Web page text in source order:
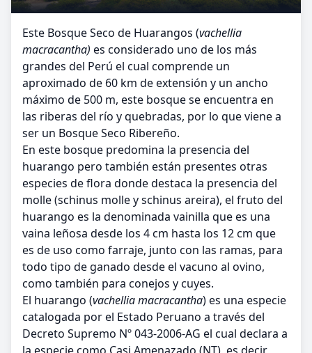
Este Bosque Seco de Huarangos (vachellia
macracantha) es considerado uno de los más
grandes del Perú el cual comprende un
aproximado de 60 km de extensión y un ancho
máximo de 500 m, este bosque se encuentra en
las riberas del río y quebradas, por lo que viene a
ser un Bosque Seco Ribereño.
En este bosque predomina la presencia del
huarango pero también están presentes otras
especies de flora donde destaca la presencia del
molle (schinus molle y schinus areira), el fruto del
huarango es la denominada vainilla que es una
vaina leñosa desde los 4 cm hasta los 12 cm que
es de uso como farraje, junto con las ramas, para
todo tipo de ganado desde el vacuno al ovino,
como también para conejos y cuyes.
El huarango (vachellia macracantha) es una especie
catalogada por el Estado Peruano a través del
Decreto Supremo Nº 043-2006-AG el cual declara a